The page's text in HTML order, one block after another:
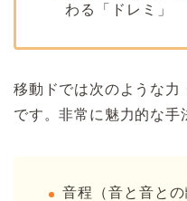
わる「ドレミ」
移動ドでは次のような力
です。非常に魅力的な手
音程（音と音と